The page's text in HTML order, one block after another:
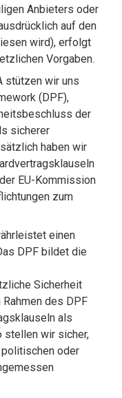
Anbieters oder
auf den
wird), erfolgt
Vorgaben.
stützen wir uns
(DPF),
der
sicherer
haben wir
EU-Kommission
zum
einen
DPF bildet die
Sicherheit
des DPF
als
stellen wir sicher,
oder